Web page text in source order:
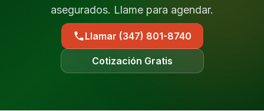
asegurados. Llame para agendar.
Llamar (347) 801-8740
Cotización Gratis